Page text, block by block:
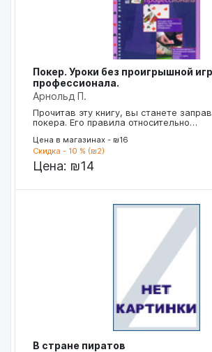
Покер. Уроки без проигрышной
профессионала.
Арнольд П.
Прочитав эту книгу, вы станете
покера. Его правила относительно…
Цена в магазинах - ₪16
Скидка - 10 % (₪2)
Цена: ₪14
В стране пиратов